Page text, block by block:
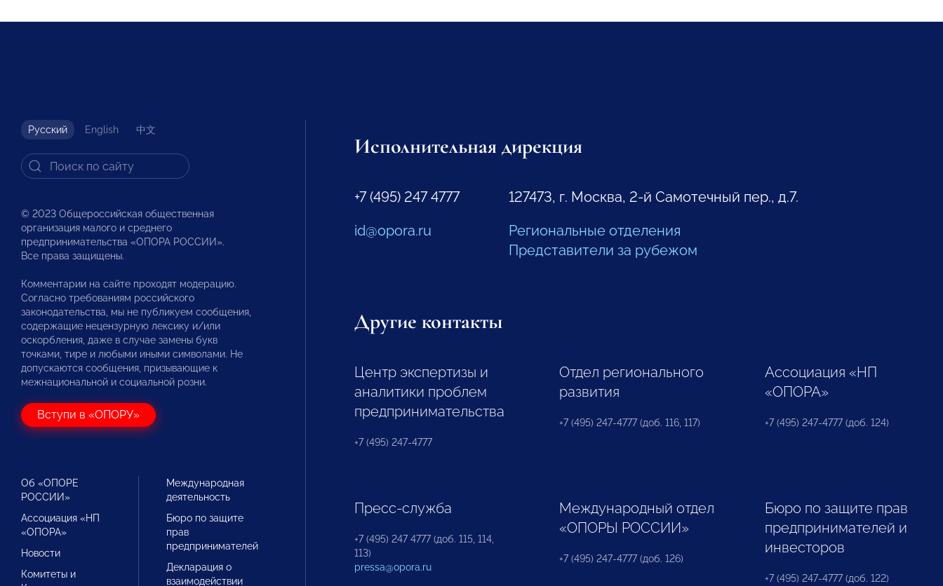
Русский English 中文
© 2023 Общероссийская общественная
организация малого и среднего
предпринимательства «ОПОРА РОССИИ».
Все права защищены.
Комментарии на сайте проходят модерацию.
Согласно требованиям российского
законодательства, мы не публикуем сообщения,
содержащие нецензурную лексику и/или
оскорбления, даже в случае замены букв
точками, тире и любыми иными символами. Не
допускаются сообщения, призывающие к
межнациональной и социальной розни.
Вступи в «ОПОРУ»
Об «ОПОРЕ
РОССИИ»
Ассоциация «НП
«ОПОРА»
Новости
Комитеты и
Международная
деятельность
Бюро по защите
прав
предпринимателей
Декларация о
взаимодействии
Исполнительная дирекция
+7 (495) 247 4777
id@opora.ru
127473, г. Москва, 2-й Самотечный пер., д.7.
Региональные отделения
Представители за рубежом
Другие контакты
Центр экспертизы и
аналитики проблем
предпринимательства
+7 (495) 247-4777
Отдел регионального
развития
+7 (495) 247-4777 (доб. 116, 117)
Ассоциация «НП
«ОПОРА»
+7 (495) 247-4777 (доб. 124)
Пресс-служба
+7 (495) 247 4777 (доб. 115, 114,
113)
pressa@opora.ru
Международный отдел
«ОПОРЫ РОССИИ»
+7 (495) 247-4777 (доб. 126)
Бюро по защите прав
предпринимателей и
инвесторов
+7 (495) 247-4777 (доб. 122)